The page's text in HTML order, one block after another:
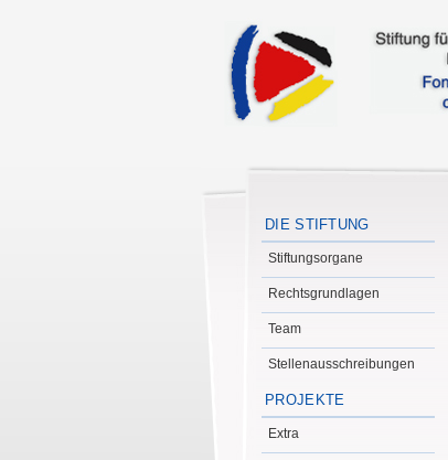
DIE STIFTUNG
Stiftungsorgane
Rechtsgrundlagen
Team
Stellenausschreibungen
PROJEKTE
Extra